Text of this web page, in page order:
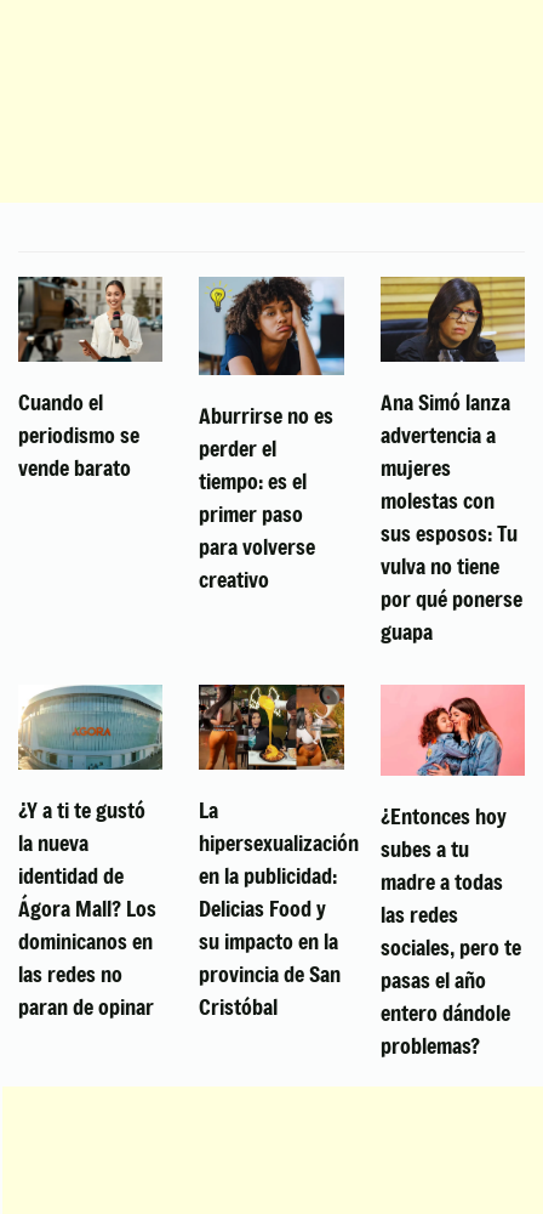
Cuando el
periodismo se
vende barato
Aburrirse no es
perder el
tiempo: es el
primer paso
para volverse
creativo
Ana Simó lanza
advertencia a
mujeres
molestas con
sus esposos: Tu
vulva no tiene
por qué ponerse
guapa
¿Y a ti te gustó
la nueva
identidad de
Ágora Mall? Los
dominicanos en
las redes no
paran de opinar
La
hipersexualización
en la publicidad:
Delicias Food y
su impacto en la
provincia de San
Cristóbal
¿Entonces hoy
subes a tu
madre a todas
las redes
sociales, pero te
pasas el año
entero dándole
problemas?